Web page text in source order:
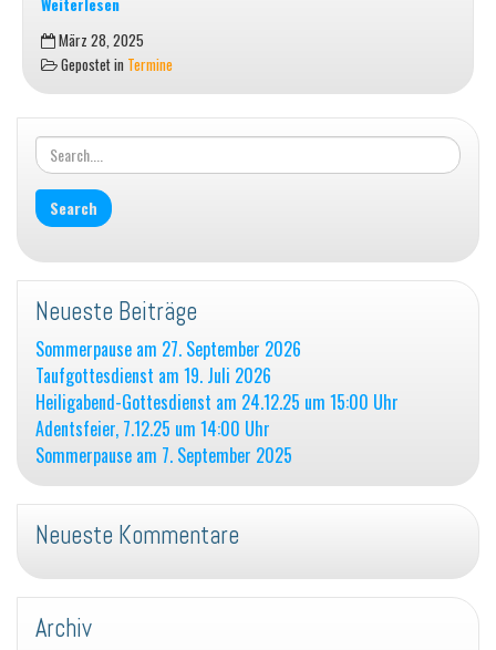
Christsein
in
der
Verfolgung
–
Was
hat
das
mit
zu
tun?
März 28, 2025
Gepostet in Termine
Neueste Beiträge
Sommerpause am 27. September 2026
Taufgottesdienst am 19. Juli 2026
Heiligabend-Gottesdienst am 24.12.25 um 15:00 Uhr
Adentsfeier, 7.12.25 um 14:00 Uhr
Sommerpause am 7. September 2025
Neueste Kommentare
Archiv